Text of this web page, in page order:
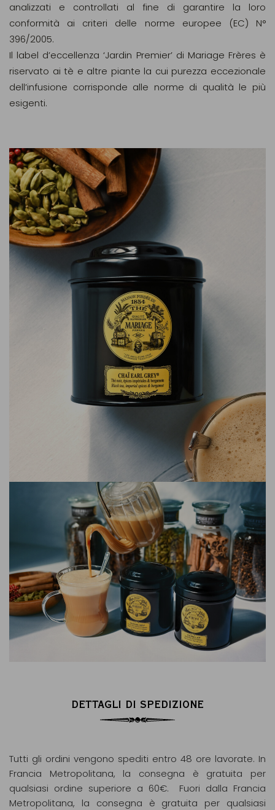
analizzati e controllati al fine di garantire la loro
conformità ai criteri delle norme europee (EC) N°
396/2005.
Il label d’eccellenza ‘Jardin Premier’ di Mariage Frères è
riservato ai tè e altre piante la cui purezza eccezionale
dell’infusione corrisponde alle norme di qualità le più
esigenti.
DETTAGLI DI SPEDIZIONE
Tutti gli ordini vengono spediti entro 48 ore lavorate. In
Francia Metropolitana, la consegna è gratuita per
qualsiasi ordine superiore a 60€. Fuori dalla Francia
Metropolitana, la consegna è gratuita per qualsiasi